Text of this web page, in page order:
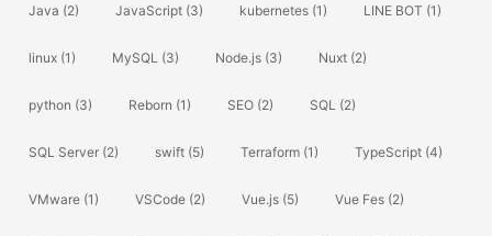
Java (2) JavaScript (3) kubernetes (1) LINE BOT (1)
linux (1) MySQL (3) Node.js (3) Nuxt (2)
python (3) Reborn (1) SEO (2) SQL (2)
SQL Server (2) swift (5) Terraform (1) TypeScript (4)
VMware (1) VSCode (2) Vue.js (5) Vue Fes (2)